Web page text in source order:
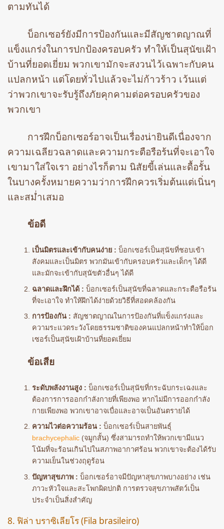
ตามทันได้
บ็อกเซอร์ยังมีการป้องกันและมีสัญชาตญาณที่
แข็งแกร่งในการปกป้องครอบครัว ทำให้เป็นสุนัขเฝ้า
บ้านที่ยอดเยี่ยม พวกเขามักจะสงวนไว้เฉพาะกับคน
แปลกหน้า แต่โดยทั่วไปแล้วจะไม่ก้าวร้าว เว้นแต่
ว่าพวกเขาจะรับรู้ถึงภัยคุกคามต่อครอบครัวของ
พวกเขา
การฝึกบ็อกเซอร์อาจเป็นเรื่องน่ายินดีเนื่องจาก
ความเฉลียวฉลาดและความกระตือรือร้นที่จะเอาใจ
เขามาใส่ใจเรา อย่างไรก็ตาม นิสัยขี้เล่นและดื้อรั้น
ในบางครั้งหมายความว่าการฝึกควรเริ่มต้นแต่เนิ่นๆ
และสม่ำเสมอ
ข้อดี
เป็นมิตรและเข้ากับคนง่าย : บ็อกเซอร์เป็นสุนัขที่ชอบเข้า
สังคมและเป็นมิตร พวกมันเข้ากับครอบครัวและเด็กๆ ได้ดี
และมักจะเข้ากับสุนัขตัวอื่นๆ ได้ดี
ฉลาดและฝึกได้ : บ็อกเซอร์เป็นสุนัขที่ฉลาดและกระตือรือร้น
ที่จะเอาใจ ทำให้ฝึกได้ง่ายด้วยวิธีที่สอดคล้องกัน
การป้องกัน : สัญชาตญาณในการป้องกันที่แข็งแกร่งและ
ความระแวดระวังโดยธรรมชาติของคนแปลกหน้าทำให้บ็อก
เซอร์เป็นสุนัขเฝ้าบ้านที่ยอดเยี่ยม
ข้อเสีย
ระดับพลังงานสูง : บ็อกเซอร์เป็นสุนัขที่กระฉับกระเฉงและ
ต้องการการออกกำลังกายที่เพียงพอ หากไม่มีการออกกำลัง
กายเพียงพอ พวกเขาอาจเบื่อและอาจเป็นอันตรายได้
ความไวต่อความร้อน : บ็อกเซอร์เป็นสายพันธุ์
brachycephalic(จมูกสั้น) ซึ่งสามารถทำให้พวกเขามีแนว
โน้มที่จะร้อนเกินไปในสภาพอากาศร้อน พวกเขาจะต้องได้รับ
ความเย็นในช่วงฤดูร้อน
ปัญหาสุขภาพ : บ็อกเซอร์อาจมีปัญหาสุขภาพบางอย่าง เช่น
ภาวะหัวใจและสะโพกผิดปกติ การตรวจสุขภาพสัตว์เป็น
ประจำเป็นสิ่งสำคัญ
8. ฟิล่า บราซิเลียโร (Fila brasileiro)